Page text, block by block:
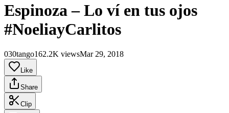
Espinoza – Lo ví en tus ojos
#NoeliayCarlitos
030tango162.2K viewsMar 29, 2018
Like
Share
Clip